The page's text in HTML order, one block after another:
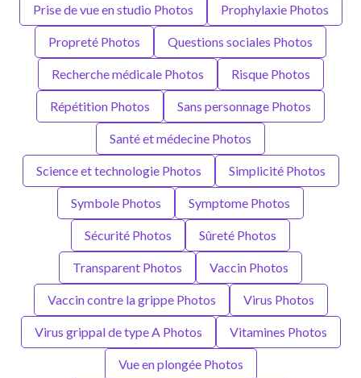
Prise de vue en studio Photos Prophylaxie Photos
Propreté Photos Questions sociales Photos
Recherche médicale Photos Risque Photos
Répétition Photos Sans personnage Photos
Santé et médecine Photos
Science et technologie Photos Simplicité Photos
Symbole Photos Symptome Photos
Sécurité Photos Sûreté Photos
Transparent Photos Vaccin Photos
Vaccin contre la grippe Photos Virus Photos
Virus grippal de type A Photos Vitamines Photos
Vue en plongée Photos